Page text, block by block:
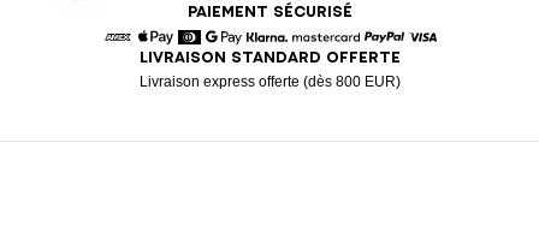
PAIEMENT SÉCURISÉ
American Express
Apple Pay
DinersGoogle Pay
Klarna MastercardPaypal
LIVRAISON STANDARD OFFERTE
Livraison express offerte (dès 800 EUR)